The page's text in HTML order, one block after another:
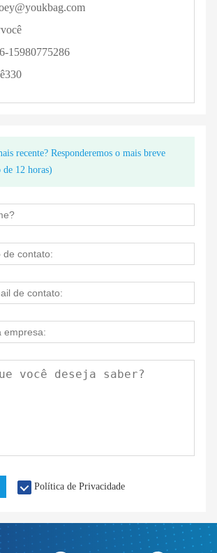
15980775286
recente? Responderemos o mais breve
12 horas)
Política de Privacidade